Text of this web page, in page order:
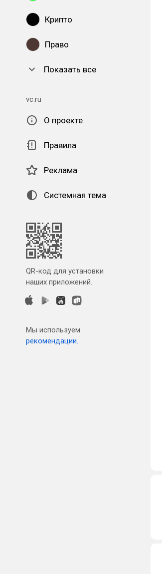
Крипто
Право
Показать все
vc.ru
О проекте
Правила
Реклама
Системная тема
QR-код для установки
наших приложений.
Мы используем
рекомендации.